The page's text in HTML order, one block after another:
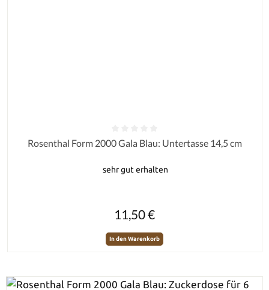
Durchschnittliche Bewertung von 0 von 5 Sternen
Rosenthal Form 2000 Gala Blau: Untertasse 14,5 cm
sehr gut erhalten
11,50 €
In den Warenkorb